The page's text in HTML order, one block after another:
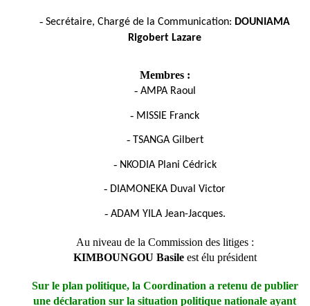
- Secrétaire, Chargé de la Communication: DOUNIAMA
Rigobert Lazare
Membres :
- AMPA Raoul
- MISSIE Franck
- TSANGA Gilbert
- NKODIA Plani Cédrick
- DIAMONEKA Duval Victor
- ADAM YILA Jean-Jacques.
Au niveau de la Commission des litiges :
KIMBOUNGOU Basile est élu président
Sur le plan politique, la Coordination a retenu de publier
une déclaration sur la situation politique nationale ayant